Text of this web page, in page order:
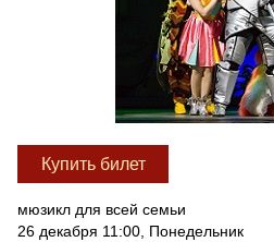
Купить билет
мюзикл для всей семьи
26 декабря 11:00, Понедельник